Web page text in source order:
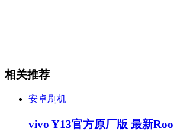
相关推荐
安卓刷机
vivo Y13官方原厂版 最新